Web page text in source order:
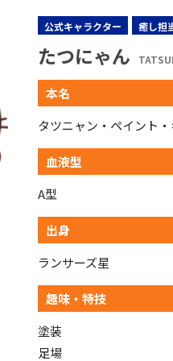
公式キャラクター 癒し担
たつにゃん
本名
タツニャン・ペイント
血液型
A型
出身
ランサーズ星
趣味・特技
塗装
足場